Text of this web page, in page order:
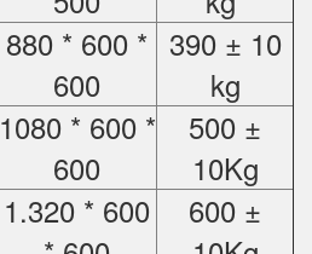
880 * 600 *
600
390 ± 10
kg
1080 * 600 *
600
500 ±
10Kg
1.320 * 600
600 ±